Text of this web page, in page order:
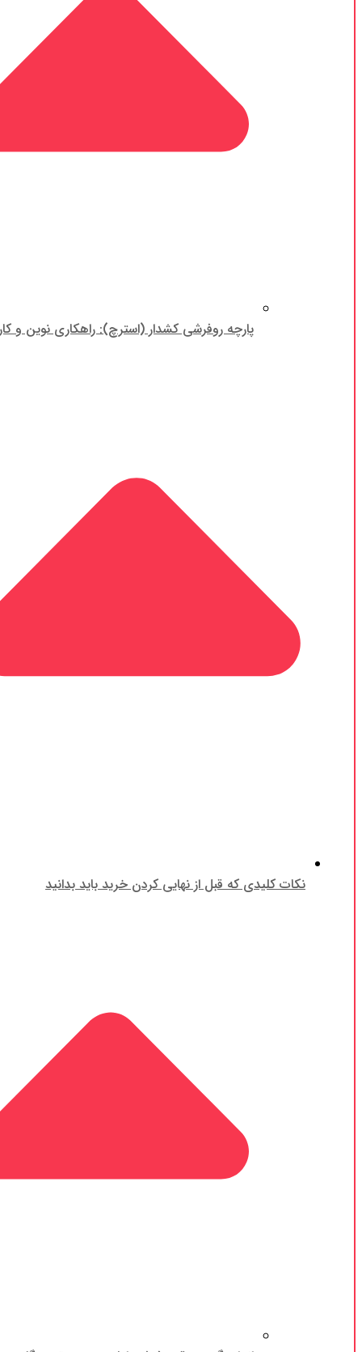
پارچه روفرشی کشدار (استرچ): راهکاری نوین و
نکات کلیدی که قبل از نهایی کردن خرید باید بدانید